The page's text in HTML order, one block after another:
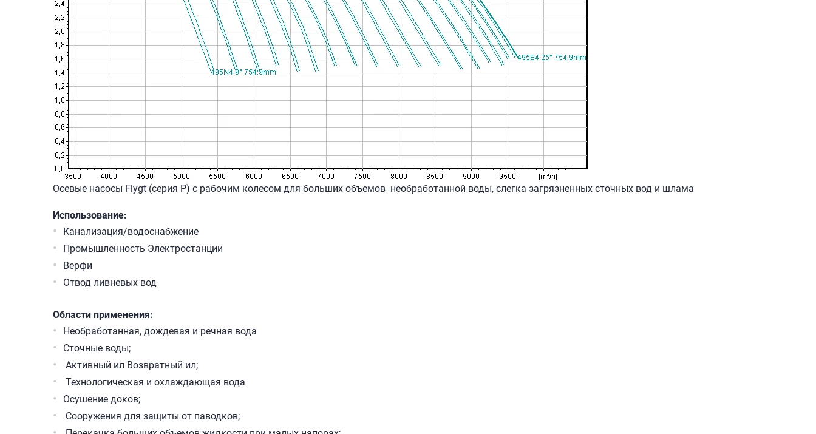
Осевые насосы Flygt (серия P) с рабочим колесом для больших объемов необработанной воды, слегка загрязненных сточных вод и шлама
Использование:
Канализация/водоснабжение
Промышленность Электростанции
Верфи
Отвод ливневых вод
Области применения:
Необработанная, дождевая и речная вода
Сточные воды;
Активный ил Возвратный ил;
Технологическая и охлаждающая вода
Осушение доков;
Сооружения для защиты от паводков;